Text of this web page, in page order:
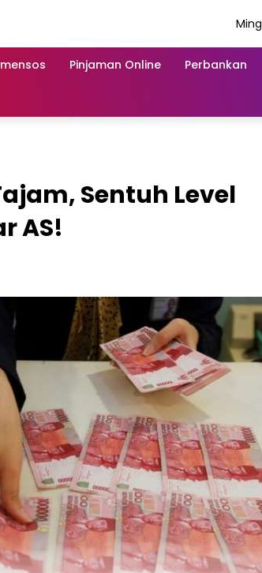
Pinjaman Online Perbankan
Sentuh Level
AS!